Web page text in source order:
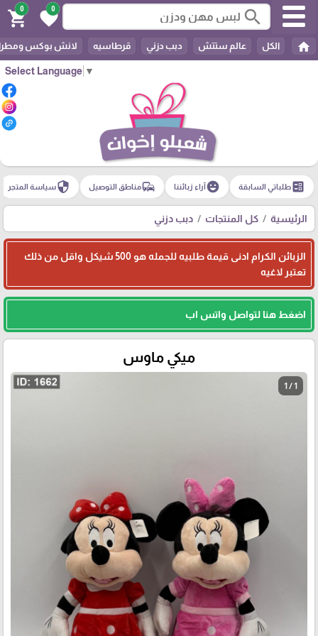
Select Language ▼
search
0
favorite
0
shopping_cart
home الكل عالم ستتش دبب دزني قرطاسيه لانش بوكس
ballotطلباتي السابقة emoji_emotionsآراء زبائننا commuteمناطق التوصيل securityسياسة المتجر
الرئيسية كل المنتجات دبب دزني
الزبائن الكرام ادنى قيمة طلبيه للجمله هو 500 شيكل واقل من ذلك
تعتبر لاغيه
اضغط هنا لتواصل واتس اب
ميكي ماوس
1 / 1